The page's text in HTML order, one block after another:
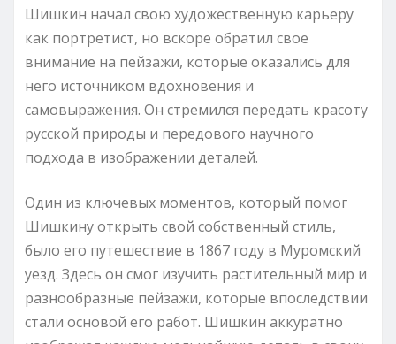
Шишкин начал свою художественную карьеру
как портретист, но вскоре обратил свое
внимание на пейзажи, которые оказались для
него источником вдохновения и
самовыражения. Он стремился передать красоту
русской природы и передового научного
подхода в изображении деталей.
Один из ключевых моментов, который помог
Шишкину открыть свой собственный стиль,
было его путешествие в 1867 году в Муромский
уезд. Здесь он смог изучить растительный мир и
разнообразные пейзажи, которые впоследствии
стали основой его работ. Шишкин аккуратно